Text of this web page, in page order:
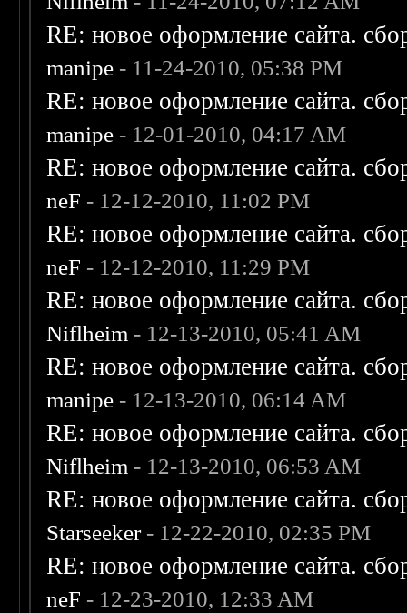
RE: новое оформление сайта.
manipe - 11-24-2010, 05:38 PM
RE: новое оформление сайта.
manipe - 12-01-2010, 04:17 AM
RE: новое оформление сайта.
neF - 12-12-2010, 11:02 PM
RE: новое оформление сайта.
neF - 12-12-2010, 11:29 PM
RE: новое оформление сайта.
Niflheim - 12-13-2010, 05:41 AM
RE: новое оформление сайта.
manipe - 12-13-2010, 06:14 AM
RE: новое оформление сайта.
Niflheim - 12-13-2010, 06:53 AM
RE: новое оформление сайта.
Starseeker- 12-22-2010, 02:35 PM
RE: новое оформление сайта.
neF - 12-23-2010, 12:33 AM